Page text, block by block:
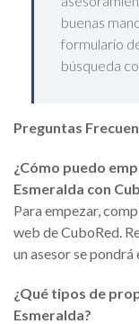
buenas
formulario
búsqueda
Preguntas
¿Cómo puedo
Esmeralda con
Para empezar,
web de CuboRed.
un asesor se
¿Qué tipos de
Esmeralda?